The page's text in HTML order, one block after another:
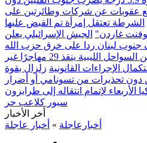
عقوبات عن شركات وطائرتين على
الشرطة تعتقل إمرأة تم القبض عليها
غاردن" الجيش الإسرائيلي يعلن
لبنان ردا على خرق حزب الله
أمن السواحل الليبية ينقذ 29 مهاجرًا غير
الإجراءات القانونية زلزال بقوة
دون تحذيرات من تسونامي أو أضرار
لإتمام انتقاله إلى طرابزون
سبور كلاعب حر
أخر الأخبار
أخبارعاجلة » أخبار عاجلة